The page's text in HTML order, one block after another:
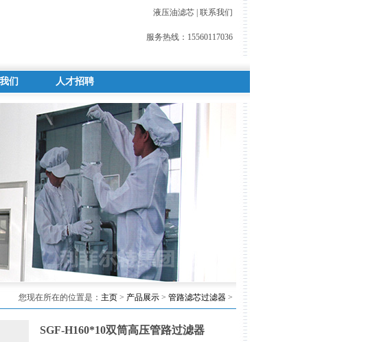
液压油滤芯 联系我们
服务热线： 15560117036
们 人才招聘
您现在所在的位置是： 主页 > 产品展示 > 管路滤芯过滤器 >
SGF-H160*10双筒高压管路过滤器